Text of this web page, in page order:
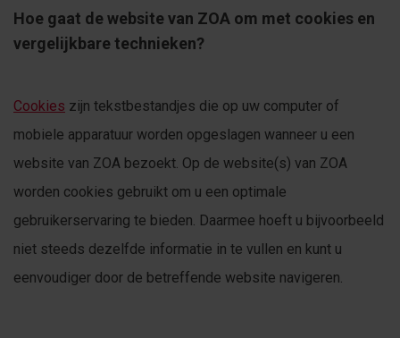
Hoe gaat de website van ZOA om met cookies en
vergelijkbare technieken?
Cookies zijn tekstbestandjes die op uw computer of
mobiele apparatuur worden opgeslagen wanneer u een
website van ZOA bezoekt. Op de website(s) van ZOA
worden cookies gebruikt om u een optimale
gebruikerservaring te bieden. Daarmee hoeft u bijvoorbeeld
niet steeds dezelfde informatie in te vullen en kunt u
eenvoudiger door de betreffende website navigeren.